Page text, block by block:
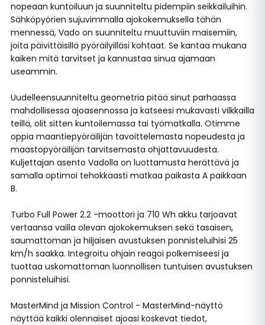
nopeaan kuntoiluun ja suunniteltu pidempiin seikkailuihin.
Sähköpyörien sujuvimmalla ajokokemuksella tähän
mennessä, Vado on suunniteltu muuttuviin maisemiin,
joita päivittäisillä pyöräilyilläsi kohtaat. Se kantaa mukana
kaiken mitä tarvitset ja kannustaa sinua ajamaan
useammin.
Uudelleensuunniteltu geometria pitää sinut parhaassa
mahdollisessa ajoasennossa ja katseesi mukavasti vilkkailla
teillä, olit sitten kuntoilemassa tai työmatkalla. Otimme
oppia maantiepyöräilijän tavoittelemasta nopeudesta ja
maastopyöräilijän tarvitsemasta ohjattavuudesta.
Kuljettajan asento Vadolla on luottamusta herättävä ja
samalla optimoi tehokkaasti matkaa paikasta A paikkaan
B.
Turbo Full Power 2.2 -moottori ja 710 Wh akku tarjoavat
vertaansa vailla olevan ajokokemuksen sekä tasaisen,
saumattoman ja hiljaisen avustuksen ponnisteluihisi 25
km/h saakka. Integroitu ohjain reagoi polkemiseesi ja
tuottaa uskomattoman luonnollisen tuntuisen avustuksen
ponnisteluihisi.
MasterMind ja Mission Control - MasterMind-näyttö
näyttää kaikki olennaiset ajoasi koskevat tiedot,